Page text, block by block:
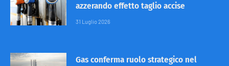
azzerando effetto taglio accise
31 Luglio 2026
Gas conferma ruolo strategico nel